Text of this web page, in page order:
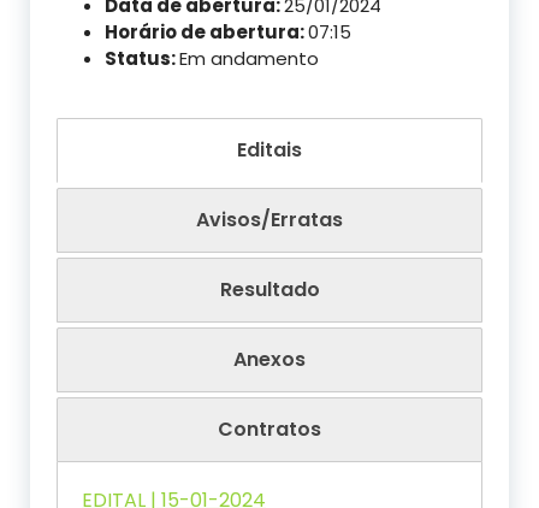
Data de abertura:25/01/2024
Horário de abertura:07:15
Status:Em andamento
Editais
Avisos/Erratas
Resultado
Anexos
Contratos
EDITAL | 15-01-2024